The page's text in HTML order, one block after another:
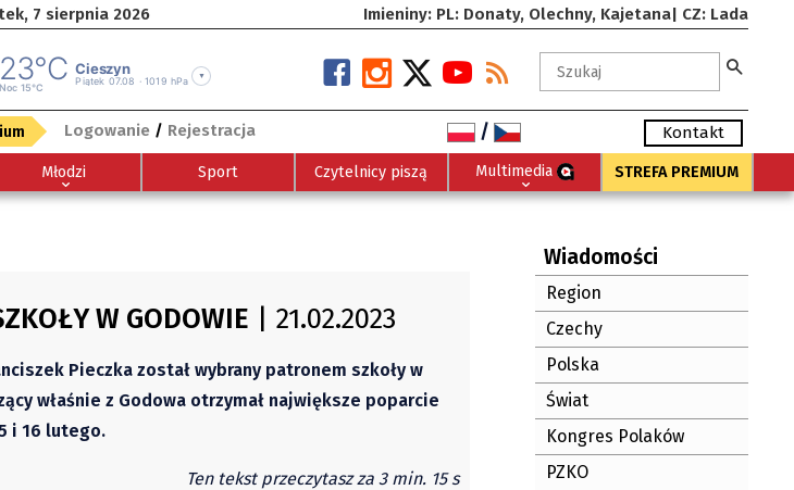
7 sierpnia 2026 Imieniny: PL: Donaty, Olechny, Kajetana| CZ: Lada
Logowanie / Rejestracja / Kontakt
Młodzi Sport Czytelnicy piszą Multimedia STREFA PREMIUM
W GODOWIE | 21.02.2023
Pieczka został wybrany patronem szkoły w
właśnie z Godowa otrzymał największe poparcie
i 16 lutego.
Ten tekst przeczytasz za 3 min. 15 s
Wiadomości
Region
Czechy
Polska
Świat
Kongres Polaków
PZKO